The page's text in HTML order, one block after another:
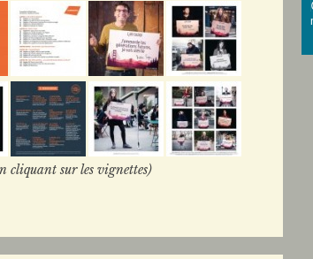
cliquant sur les vignettes)